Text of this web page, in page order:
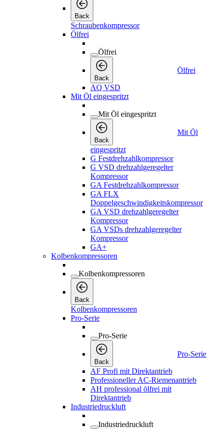
Back
Schraubenkompressor
Ölfrei
Ölfrei
Back
Ölfrei
AQ VSD
Mit Öl eingespritzt
Mit Öl eingespritzt
Back
Mit Öl
eingespritzt
G Festdrehzahlkompressor
G VSD drehzahlgeregelter
Kompressor
GA Festdrehzahlkompressor
GA FLX
Doppelgeschwindigkeitskompressor
GA VSD drehzahlgeregelter
Kompressor
GA VSDs drehzahlgeregelter
Kompressor
GA+
Kolbenkompressoren
Kolbenkompressoren
Back
Kolbenkompressoren
Pro-Serie
Pro-Serie
Back
Pro-Serie
AF Profi mit Direktantrieb
Professioneller AC-Riemenantrieb
AH professional ölfrei mit
Direktantrieb
Industriedruckluft
Industriedruckluft